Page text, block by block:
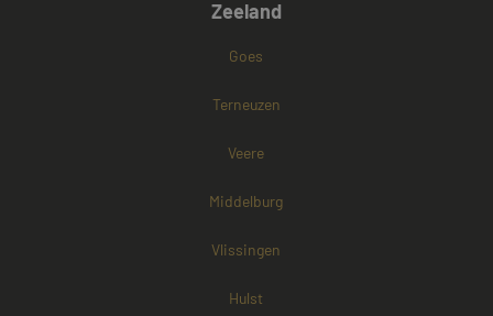
Zeeland
Goes
Terneuzen
Veere
Middelburg
Vlissingen
Hulst